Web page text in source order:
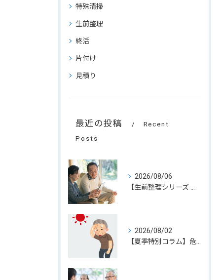
特殊清掃
生前整理
終活
片付け
見積り
最近の投稿
Recent
Posts
2026/08/06
2026/08/02